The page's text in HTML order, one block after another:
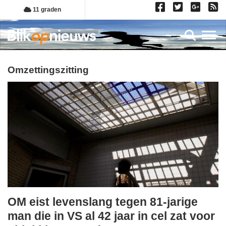
Overslaan
en
naar
de
gaan
11 graden
omzettingszitting
dinsdag,
21.
OM eist levenslang tegen 81-jarige
man die in VS al 42 jaar in cel zat voor